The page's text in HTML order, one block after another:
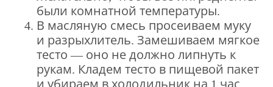
были комнатной температуры.
В масляную смесь просеиваем муку
и разрыхлитель. Замешиваем мягкое
тесто — оно не должно липнуть к
рукам. Кладем тесто в пищевой пакет
и убираем в холодильник на 1 час.